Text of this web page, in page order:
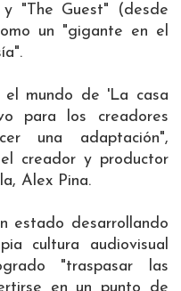
y "The Guest" (desde
un "gigante en el
mundo de 'La casa
para los creadores
una adaptación",
creador y productor
Alex Pina.
estado desarrollando
cultura audiovisual
"traspasar las
en un punto de